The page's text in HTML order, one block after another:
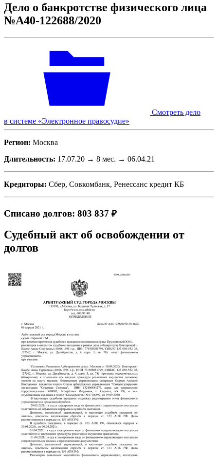
Дело о банкротстве физического лица
№А40-122688/2020
Смотреть дело
в системе «Электронное правосудие»
Регион: Москва
Длительность: 17.07.20 → 8 мес. → 06.04.21
Кредиторы: Сбер, Совкомбанк, Ренессанс кредит КБ
Списано долгов: 803 837 ₽
Судебный акт об освобождении от
долгов